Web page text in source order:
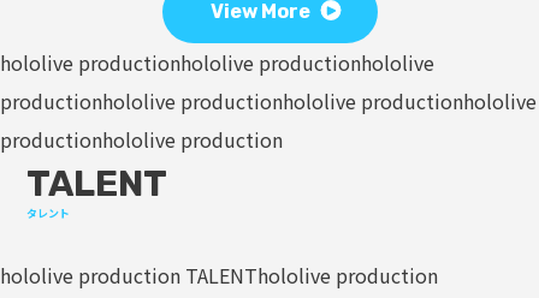
View More
hololive productionhololive productionhololive
productionhololive productionhololive productionhololive
productionhololive production
TALENT
タレント
hololive production TALENThololive production